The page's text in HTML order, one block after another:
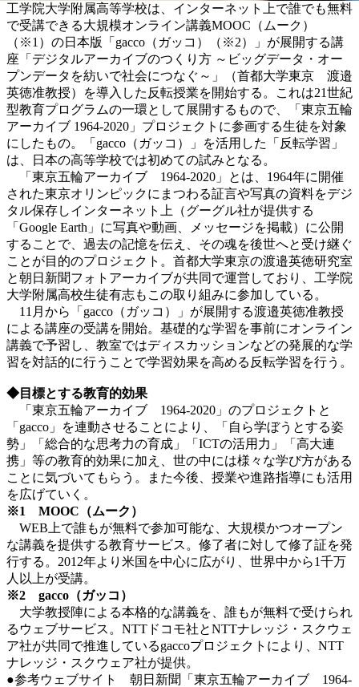
工学院大学附属高等学校は、インターネット上で誰でも無料
で受講できる大規模オンライン講義MOOC（ムーク）
（※1）の日本版「gacco（ガッコ）（※2）」が展開する講
座「デジタルアーカイブのつくり方 ～ビッグデータ・オー
プンデータを紡いで社会につなぐ～」（首都大学東京 渡邉
英徳准教授）を導入した反転授業を開始する。これは21世紀
型教育プログラムの一環として展開するもので、「東京五輪
アーカイブ 1964-2020」プロジェクトに参画する生徒を対象
にしたもの。「gacco（ガッコ）」を活用した「反転学習」
は、日本の高等学校では初めての試みとなる。
「東京五輪アーカイブ 1964-2020」とは、1964年に開催
された東京オリンピックにまつわる証言や写真の資料をデジ
タル保存しインターネット上（グーグル社が提供する
「Google Earth」に写真や動画、メッセージを掲載）に公開
することで、過去の記憶を伝え、その魂を後世へと受け継ぐ
ことが目的のプロジェクト。首都大学東京の渡邉英徳研究室
と朝日新聞フォトアーカイブが共同で運営しており、工学院
大学附属高校生徒有志もこの取り組みに参加している。
11月から「gacco（ガッコ）」が展開する渡邉英徳准教授
による講座の受講を開始。基礎的な学習を事前にオンライン
講義で予習し、教室ではディスカッションなどの発展的な学
習を対話的に行うことで学習効果を高める反転学習を行う。
◆目標とする教育的効果
「東京五輪アーカイブ 1964-2020」のプロジェクトと
「gacco」を連動させることにより、「自ら学ぼうとする姿
勢」「総合的な思考力の育成」「ICTの活用力」「高大連
携」等の教育的効果に加え、世の中には様々な学び方がある
ことに気づいてもらう。また今後、授業や進路指導にも活用
を広げていく。
※1 MOOC（ムーク）
WEB上で誰もが無料で参加可能な、大規模かつオープン
な講義を提供する教育サービス。修了者に対して修了証を発
行する。2012年より米国を中心に広がり、世界中から1千万
人以上が受講。
※2 gacco（ガッコ）
大学教授陣による本格的な講義を、誰もが無料で受けられ
るウェブサービス。NTTドコモ社とNTTナレッジ・スクウェ
ア社が共同で推進しているgaccoプロジェクトにより、NTT
ナレッジ・スクウェア社が提供。
●参考ウェブサイト 朝日新聞「東京五輪アーカイブ 1964-